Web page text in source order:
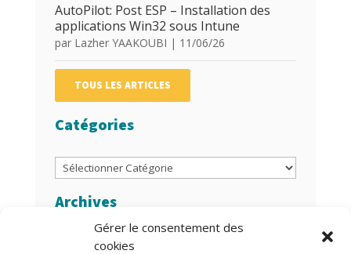
Gérer le consentement des
cookies
AutoPilot: Post ESP – Installation des
applications Win32 sous Intune
par Lazher YAAKOUBI | 11/06/26
TOUS LES ARTICLES
Catégories
Catégories
Archives
Archives